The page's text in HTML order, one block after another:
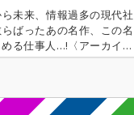
未来、情報過多の現代社
ばったあの名作、この名
る仕事人…!〈アーカイ奉
乱世を治める…!'''〈アーカ